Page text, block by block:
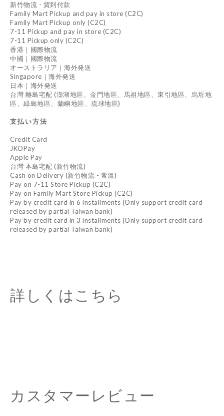
新竹物流 - 貨到付款
Family Mart Pickup and pay in store (C2C)
Family Mart Pickup only (C2C)
7-11 Pickup and pay in store (C2C)
7-11 Pickup only (C2C)
香港｜國際物流
中國｜國際物流
オーストラリア｜海外発送
Singapore｜海外発送
日本｜海外発送
台灣 離島宅配 (澎湖地區、金門地區、馬祖地區、東引地區、烏坵地
區、綠島地區、蘭嶼地區、琉球地區)
支払い方法
Credit Card
JKOPay
Apple Pay
台灣 本島宅配 (新竹物流)
Cash on Delivery (新竹物流 - 常溫)
Pay on 7-11 Store Pickup (C2C)
Pay on Family Mart Store Pickup (C2C)
Pay by credit card in 6 installments (Only support credit card
released by partial Taiwan bank)
Pay by credit card in 3 installments (Only support credit card
released by partial Taiwan bank)
詳しくはこちら
カスタマーレビュー